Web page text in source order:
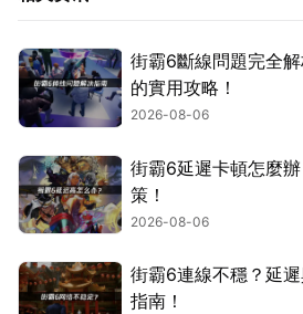
街霸6斷線問題完全
的實用攻略！
2026-08-06
街霸6延遲卡頓怎麼
策！
2026-08-06
街霸6連線不穩？延
指南！